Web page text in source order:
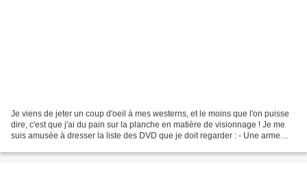
Je viens de jeter un coup d'oeil à mes westerns, et le moins que l'on puisse
dire, c'est que j'ai du pain sur la planche en matière de visionnage ! Je me
suis amusée à dresser la liste des DVD que je doit regarder : - Une arme